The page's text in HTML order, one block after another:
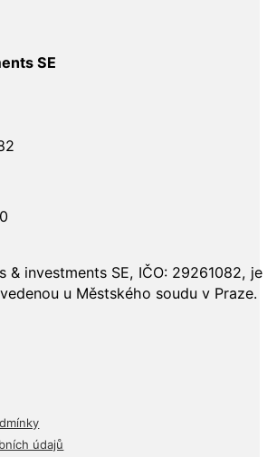
SE
& investments SE, IČO: 29261082,
u Městského soudu v Praze.
údajů